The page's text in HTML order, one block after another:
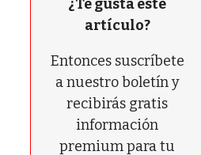
¿Te gusta este
artículo?
Entonces suscríbete
a nuestro boletín y
recibirás gratis
información
premium para tu